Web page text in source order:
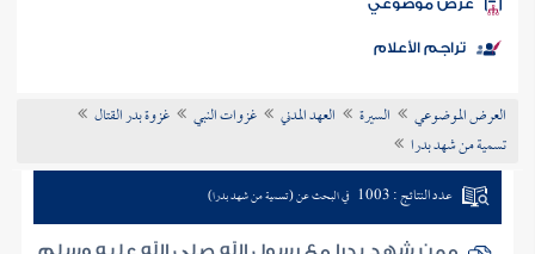
الكتب
موضوعي
تراجم الأعلام
العرض الموضوعي السيرة العهد المدني غزوات النبي
غزوة بدر القتال
تسمية من شهد بدرا
عدد النتائج : 1003 في البحث عن (تسمية من شهد بدرا)